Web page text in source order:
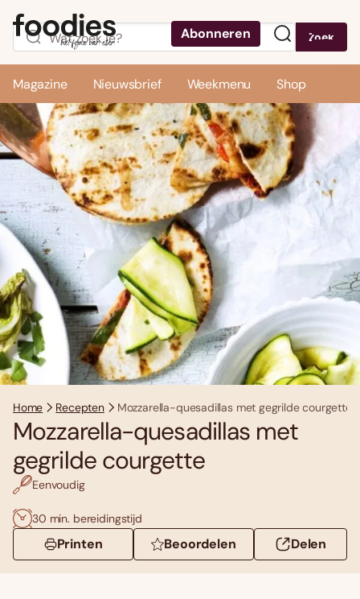
Abonneren Zoek
Magazine Nieuwsbrief Weekmenu Shop
Home Recepten Mozzarella-quesadillas met gegrilde courgette
Mozzarella-quesadillas met
gegrilde courgette
Eenvoudig
30 min. bereidingstijd
Printen Beoordelen Delen